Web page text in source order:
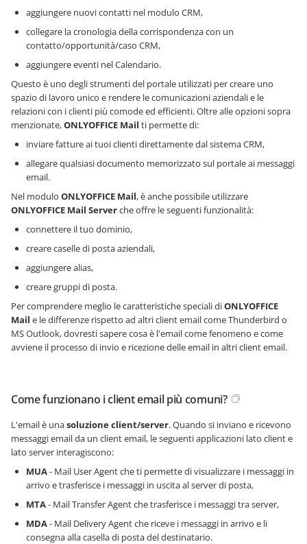
aggiungere nuovi contatti nel modulo CRM,
collegare la cronologia della corrispondenza con un
contatto/opportunità/caso CRM,
aggiungere eventi nel Calendario.
Questo è uno degli strumenti del portale utilizzati per creare uno
spazio di lavoro unico e rendere le comunicazioni aziendali e le
relazioni con i clienti più comode ed efficienti. Oltre alle opzioni sopra
menzionate,ONLYOFFICE Mail ti permette di:
inviare fatture ai tuoi clienti direttamente dal sistema CRM,
allegare qualsiasi documento memorizzato sul portale ai messaggi
email.
Nel modulo ONLYOFFICE Mail, è anche possibile utilizzare
ONLYOFFICE Mail Serverche offre le seguenti funzionalità:
connettere il tuo dominio,
creare caselle di posta aziendali,
aggiungere alias,
creare gruppi di posta.
Per comprendere meglio le caratteristiche speciali diONLYOFFICE
Mail e le differenze rispetto ad altri client email come Thunderbird o
MS Outlook, dovresti sapere cosa è l'email come fenomeno e come
avviene il processo di invio e ricezione delle email in altri client email.
Come funzionano i client email più comuni?
L'email è unasoluzione client/server. Quando si inviano e ricevono
messaggi email da un client email, le seguenti applicazioni lato client e
lato server interagiscono:
MUA- Mail User Agent che ti permette di visualizzare i messaggi in
arrivo e trasferisce i messaggi in uscita al server di posta,
MTA- Mail Transfer Agent che trasferisce i messaggi tra server,
MDA- Mail Delivery Agent che riceve i messaggi in arrivo e li
consegna alla casella di posta del destinatario.